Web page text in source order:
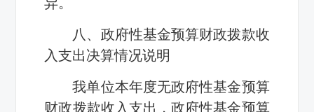
八、政府性基金预算财政拨款收
入支出决算情况说明
我单位本年度无政府性基金预算
财政拨款收入支出，政府性基金预算